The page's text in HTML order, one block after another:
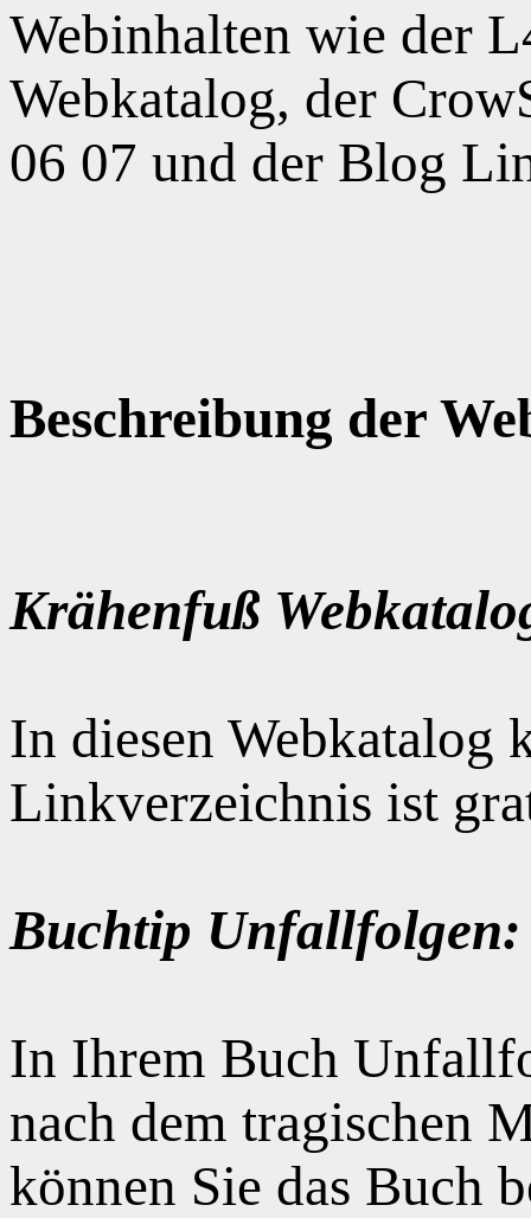
Webinhalten wie der
Webkatalog, der
06 07 und der Blog
Beschreibung der
Krähenfuß
In diesen Webkatalog
Linkverzeichnis ist
Buchtip Unfallfolgen:
In Ihrem Buch
nach dem tragischen
können Sie das Buch